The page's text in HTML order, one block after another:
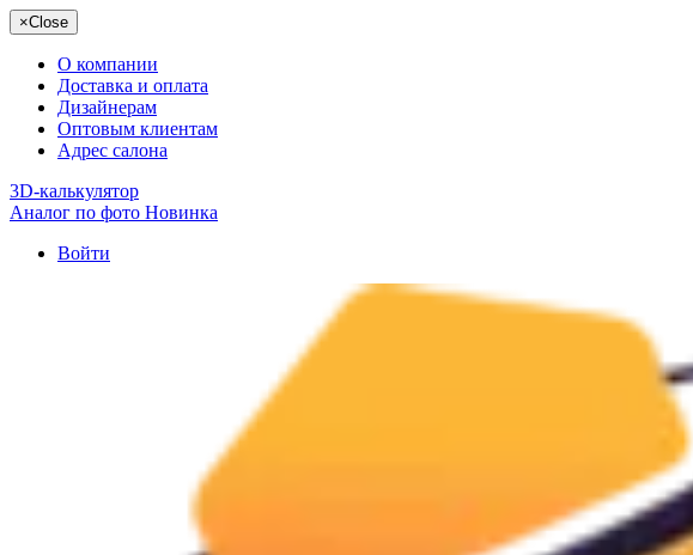
×Close
О компании
Доставка и оплата
Дизайнерам
Оптовым клиентам
Адрес салона
3D-калькулятор
Аналог по фото Новинка
Войти